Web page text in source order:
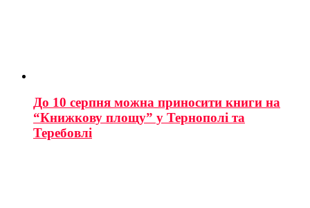
До 10 серпня можна приносити книги на
“Книжкову площу” у Тернополі та
Теребовлі